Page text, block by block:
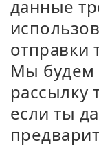
данные
отправки
Мы будем
рассылку
если ты